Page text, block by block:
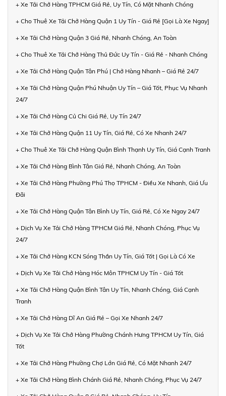
+ Xe Tải Chở Hàng TPHCM Giá Rẻ, Uy Tín, Có Mặt Nhanh Chóng
+ Cho Thuê Xe Tải Chở Hàng Quận 1 Uy Tín - Giá Rẻ [Gọi Là Xe Ngay]
+ Xe Tải Chở Hàng Quận 3 Giá Rẻ, Nhanh Chóng, An Toàn
+ Cho Thuê Xe Tải Chở Hàng Thủ Đức Uy Tín - Giá Rẻ - Nhanh Chóng
+ Xe Tải Chở Hàng Quận Tân Phú | Chở Hàng Nhanh – Giá Rẻ 24/7
+ Xe Tải Chở Hàng Quận Phú Nhuận Uy Tín – Giá Tốt, Phục Vụ Nhanh
24/7
+ Xe Tải Chở Hàng Củ Chi Giá Rẻ, Uy Tín 24/7
+ Xe Tải Chở Hàng Quận 11 Uy Tín, Giá Rẻ, Có Xe Nhanh 24/7
+ Cho Thuê Xe Tải Chở Hàng Quận Bình Thạnh Uy Tín, Giá Cạnh Tranh
+ Xe Tải Chở Hàng Bình Tân Giá Rẻ, Nhanh Chóng, An Toàn
+ Xe Tải Chở Hàng Phường Phú Thọ TPHCM - Điều Xe Nhanh, Giá Ưu
Đãi
+ Xe Tải Chở Hàng Quận Tân Bình Uy Tín, Giá Rẻ, Có Xe Ngay 24/7
+ Dịch Vụ Xe Tải Chở Hàng TPHCM Giá Rẻ, Nhanh Chóng, Phục Vụ
24/7
+ Xe Tải Chở Hàng KCN Sóng Thần Uy Tín, Giá Tốt | Gọi Là Có Xe
+ Dịch Vụ Xe Tải Chở Hàng Hóc Môn TPHCM Uy Tín - Giá Tốt
+ Xe Tải Chở Hàng Quận Bình Tân Uy Tín, Nhanh Chóng, Giá Cạnh
Tranh
+ Xe Tải Chở Hàng Dĩ An Giá Rẻ – Gọi Xe Nhanh 24/7
+ Dịch Vụ Xe Tải Chở Hàng Phường Chánh Hưng TPHCM Uy Tín, Giá
Tốt
+ Xe Tải Chở Hàng Phường Chợ Lớn Giá Rẻ, Có Mặt Nhanh 24/7
+ Xe Tải Chở Hàng Bình Chánh Giá Rẻ, Nhanh Chóng, Phục Vụ 24/7